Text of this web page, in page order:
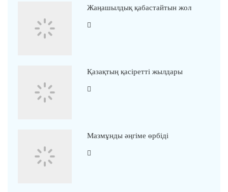
Жаңашылдық қабастайтын жол
Қазақтың қасіретті жылдары
Мазмұнды әңгіме өрбіді